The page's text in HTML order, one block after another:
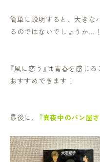
簡単に説明すると、大きな
るのではないでしょうか…！
『風に恋う』は青春を感じ
おすすめできます！
最後に、 『真夜中のパン屋さ